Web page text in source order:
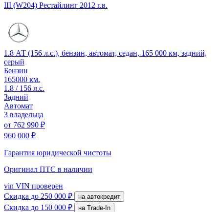
III (W204) Рестайлинг 2012 г.в.
1.8 АТ (156 л.с.), бензин, автомат, седан, 165 000 км, задний,
серый
Бензин
165000 км.
1.8 / 156 л.с.
Задний
Автомат
3 владельца
от 762 990 ₽
960 000 ₽
Гарантия юридической чистоты
Оригинал ПТС в наличии
vin VIN проверен
Скидка до 250 000 ₽ на автокредит
Скидка до 150 000 ₽
на Trade-In